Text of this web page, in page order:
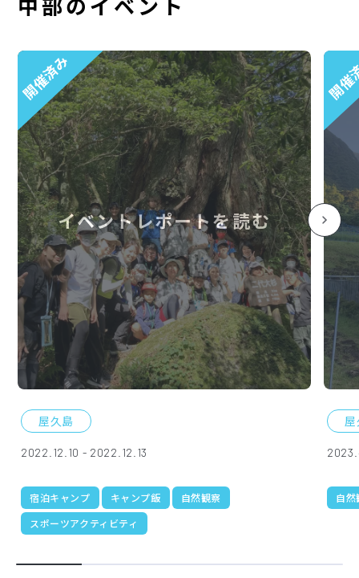
開催済み
イベントレポートを読む
屋久島
2022.12.10 - 2022.12.13
宿泊キャンプ キャンプ飯
自然観察
スポーツアクティビティ
開
自然